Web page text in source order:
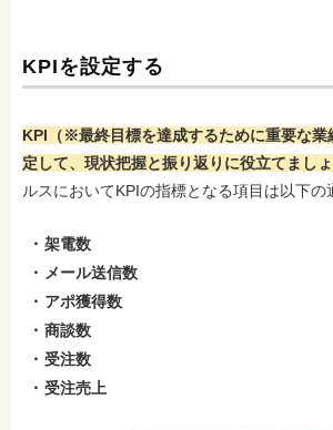
KPIを設定する
KPI（※最終目標を達成するために重要な業
定して、現状把握と振り返りに役立てましょ
ルスにおいてKPIの指標となる項目は以下の
架電数
メール送信数
アポ獲得数
商談数
受注数
受注売上